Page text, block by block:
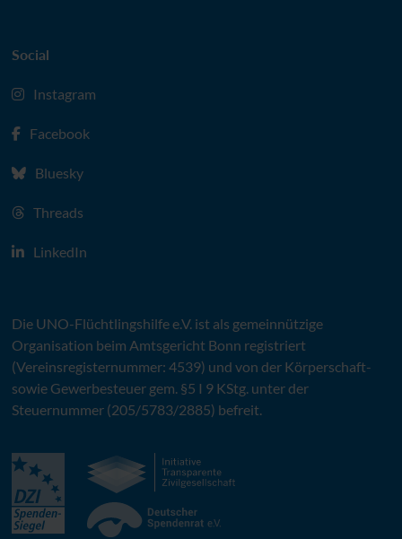
Social
Instagram
Facebook
Bluesky
Threads
LinkedIn
Die UNO-Flüchtlingshilfe e.V. ist als gemeinnützige
Organisation beim Amtsgericht Bonn registriert
(Vereinsregisternummer: 4539) und von der Körperschaft-
sowie Gewerbesteuer gem. §5 I 9 KStg. unter der
Steuernummer (205/5783/2885) befreit.